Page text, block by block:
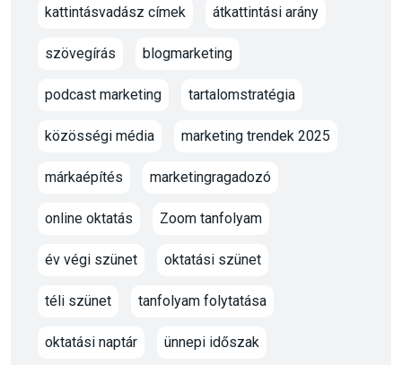
kattintásvadász címek átkattintási arány
szövegírás blogmarketing
podcast marketing tartalomstratégia
közösségi média marketing trendek 2025
márkaépítés marketingragadozó
online oktatás Zoom tanfolyam
év végi szünet oktatási szünet
téli szünet tanfolyam folytatása
oktatási naptár ünnepi időszak